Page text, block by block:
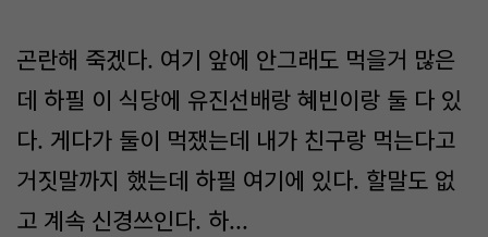
곤란해 죽겠다. 여기 앞에 안그래도 먹을거 많은
데 하필 이 식당에 유진선배랑 혜빈이랑 둘 다 있
다. 게다가 둘이 먹쟀는데 내가 친구랑 먹는다고
거짓말까지 했는데 하필 여기에 있다. 할말도 없
고 계속 신경쓰인다. 하...